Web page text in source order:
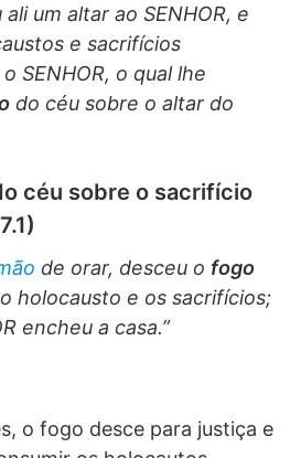
um altar ao SENHOR, e
e sacrifícios
SENHOR, o qual lhe
do céu sobre o altar do
céu sobre o sacrifício
de orar, desceu o fogo
holocausto e os sacrifícios;
encheu a casa.”
o fogo desce para justiça e